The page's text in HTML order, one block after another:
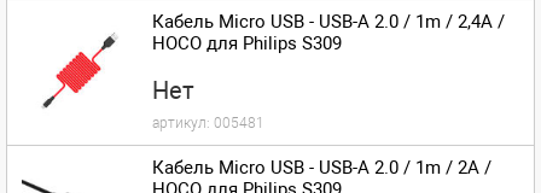
Кабель Micro USB - USB-A 2.0 / 1m / 2,4A /
HOCO для Philips S309
Нет
артикул: 005481
Кабель Micro USB - USB-A 2.0 / 1m / 2A /